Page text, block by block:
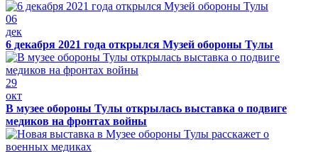
06
дек
6 декабря 2021 года открылся Музей обороны Тулы
29
окт
В музее обороны Тулы открылась выставка о подвиге
медиков на фронтах войны